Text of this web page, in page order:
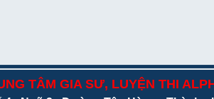
TÂM GIA SƯ, LUYỆN THI